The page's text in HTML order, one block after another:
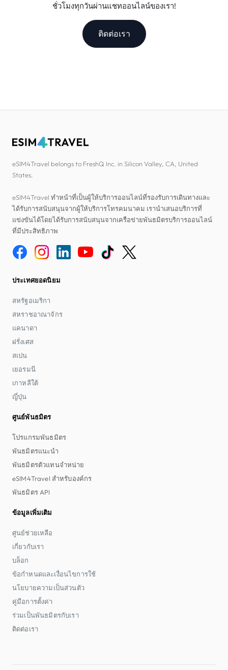
ชั่วโมงทุกวันผ่านแชทออนไลน์ของเรา!
ติดต่อเรา
eSIM4Travel belongs to FreshQ Inc. in Silicon Valley, CA, United
States.
eSIM4Travel ทำหน้าที่เป็นผู้ให้บริการออนไลน์ที่รองรับการเดินทางและ
ได้รับการสนับสนุนจากผู้ให้บริการโทรคมนาคม เรานำเสนอบริการที่
แข่งขันได้โดยได้รับการสนับสนุนจากเครือข่ายพันธมิตรบริการออนไลน์
ที่มีประสิทธิภาพ
ประเทศยอดนิยม
สหรัฐอเมริกา
สหราชอาณาจักร
แคนาดา
ฝรั่งเศส
สเปน
เยอรมนี
เกาหลีใต้
ญี่ปุ่น
ศูนย์พันธมิตร
โปรแกรมพันธมิตร
พันธมิตรแนะนำ
พันธมิตรตัวแทนจำหน่าย
eSIM4Travel สำหรับองค์กร
พันธมิตร API
ข้อมูลเพิ่มเติม
ศูนย์ช่วยเหลือ
เกี่ยวกับเรา
บล็อก
ข้อกำหนดและเงื่อนไขการใช้
นโยบายความเป็นส่วนตัว
คู่มือการตั้งค่า
ร่วมเป็นพันธมิตรกับเรา
ติดต่อเรา